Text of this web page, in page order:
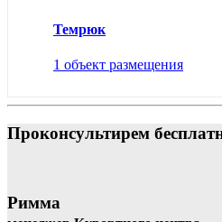
Темрюк
1 объект размещения
Проконсультирем
Римма